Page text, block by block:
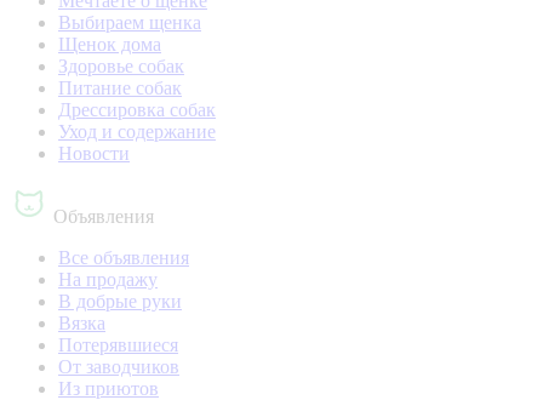
Выбираем щенка
Щенок дома
Здоровье собак
Питание собак
Дрессировка собак
Уход и содержание
Новости
Объявления
Все объявления
На продажу
В добрые руки
Вязка
Потерявшиеся
От заводчиков
Из приютов